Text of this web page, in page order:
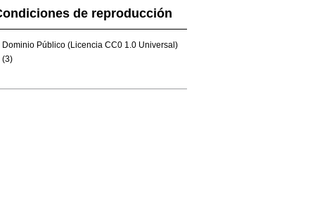
de reproducción
Dominio Público (Licencia CC0 1.0 Universal)
(3)